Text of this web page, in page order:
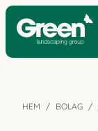
HEM BOLAG